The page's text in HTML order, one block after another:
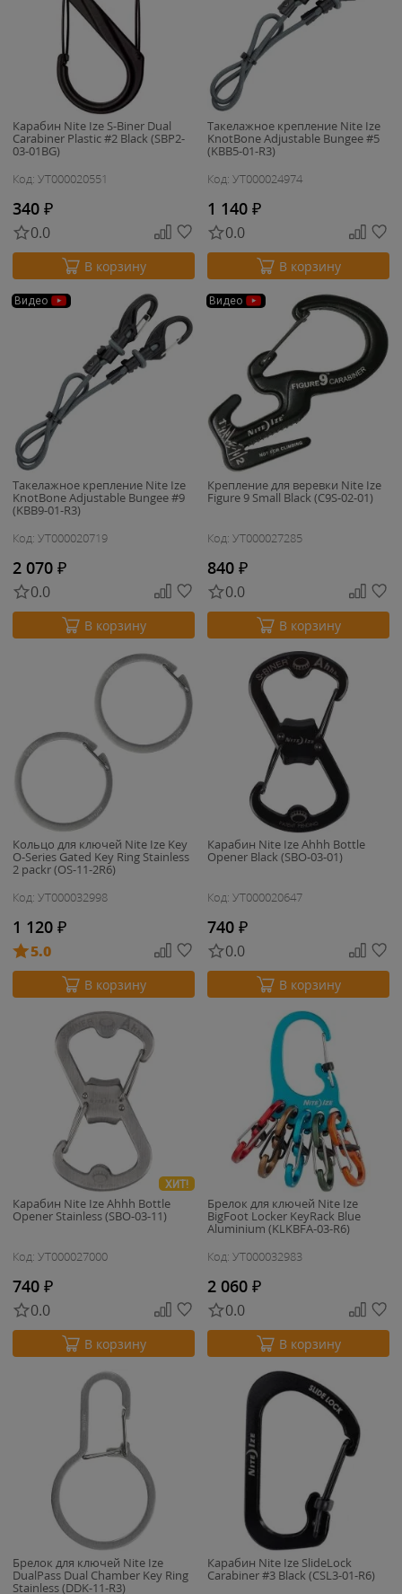
Карабин Nite Ize S-Biner Dual
Carabiner Plastic #2 Black (SBP2-
03-01BG)
Код: УТ000020551
340 ₽
0.0
В корзину
Такелажное крепление Nite Ize
KnotBone Adjustable Bungee #5
(KBB5-01-R3)
Код: УТ000024974
1 140 ₽
0.0
В корзину
Видео
Такелажное крепление Nite Ize
KnotBone Adjustable Bungee #9
(KBB9-01-R3)
Код: УТ000020719
2 070 ₽
0.0
В корзину
Видео
Крепление для веревки Nite Ize
Figure 9 Small Black (C9S-02-01)
Код: УТ000027285
840 ₽
0.0
В корзину
Кольцо для ключей Nite Ize Key
O-Series Gated Key Ring Stainless
2 packr (OS-11-2R6)
Код: УТ000032998
1 120 ₽
5.0
В корзину
Карабин Nite Ize Ahhh Bottle
Opener Black (SBO-03-01)
Код: УТ000020647
740 ₽
0.0
В корзину
ХИТ!
Карабин Nite Ize Ahhh Bottle
Opener Stainless (SBO-03-11)
Код: УТ000027000
740 ₽
0.0
В корзину
Брелок для ключей Nite Ize
BigFoot Locker KeyRack Blue
Aluminium (KLKBFA-03-R6)
Код: УТ000032983
2 060 ₽
0.0
В корзину
Брелок для ключей Nite Ize
DualPass Dual Chamber Key Ring
Stainless (DDK-11-R3)
Карабин Nite Ize SlideLock
Carabiner #3 Black (CSL3-01-R6)